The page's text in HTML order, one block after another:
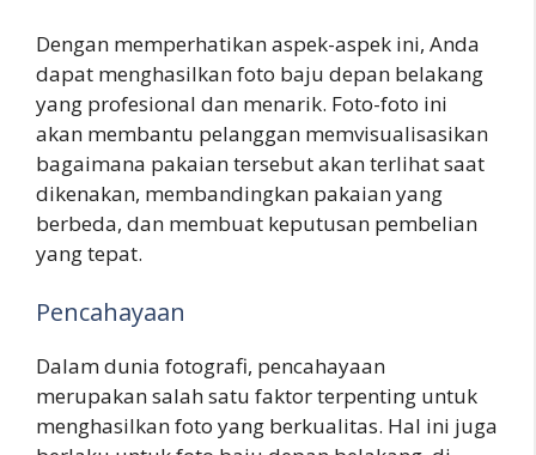
Dengan memperhatikan aspek-aspek ini, Anda
dapat menghasilkan foto baju depan belakang
yang profesional dan menarik. Foto-foto ini
akan membantu pelanggan memvisualisasikan
bagaimana pakaian tersebut akan terlihat saat
dikenakan, membandingkan pakaian yang
berbeda, dan membuat keputusan pembelian
yang tepat.
Pencahayaan
Dalam dunia fotografi, pencahayaan
merupakan salah satu faktor terpenting untuk
menghasilkan foto yang berkualitas. Hal ini juga